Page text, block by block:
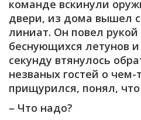
команде вскинули
двери, из дома вышел
линиат. Он повел рукой
беснующихся летунов
секунду втянулось
незваных гостей о
прищурился, понял,
– Что надо?